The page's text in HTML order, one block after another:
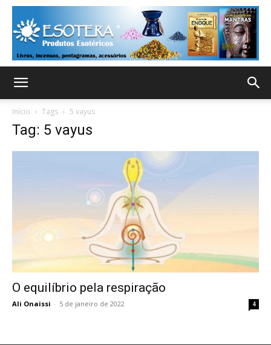
Início Tags 5 vayus
Tag: 5 vayus
O equilíbrio pela respiração
Ali Onaissi - 5 de janeiro de 2022 4